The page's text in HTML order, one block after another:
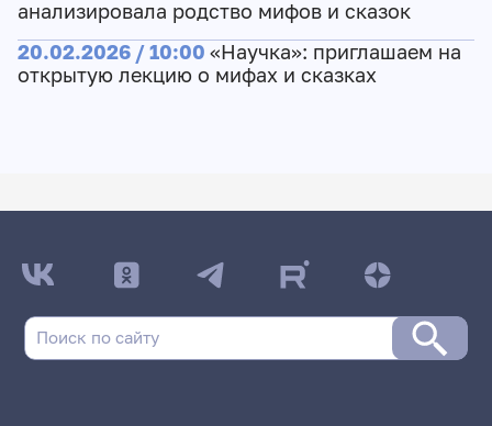
анализировала родство мифов и сказок
20.02.2026 / 10:00 «Научка»: приглашаем на
открытую лекцию о мифах и сказках